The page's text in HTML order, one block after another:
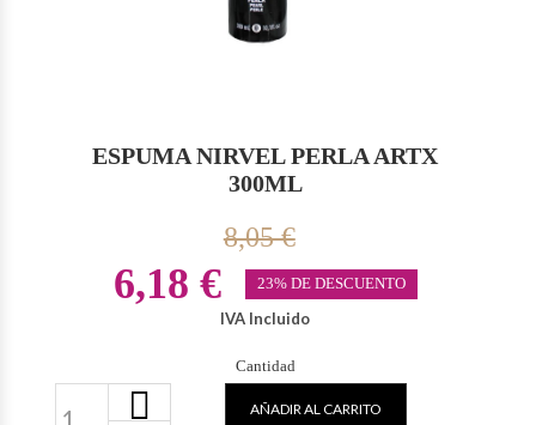
ESPUMA NIRVEL PERLA ARTX
300ML
8,05 €
6,18 € 23% DE DESCUENTO
IVA Incluido
Cantidad
AÑADIR AL CARRITO